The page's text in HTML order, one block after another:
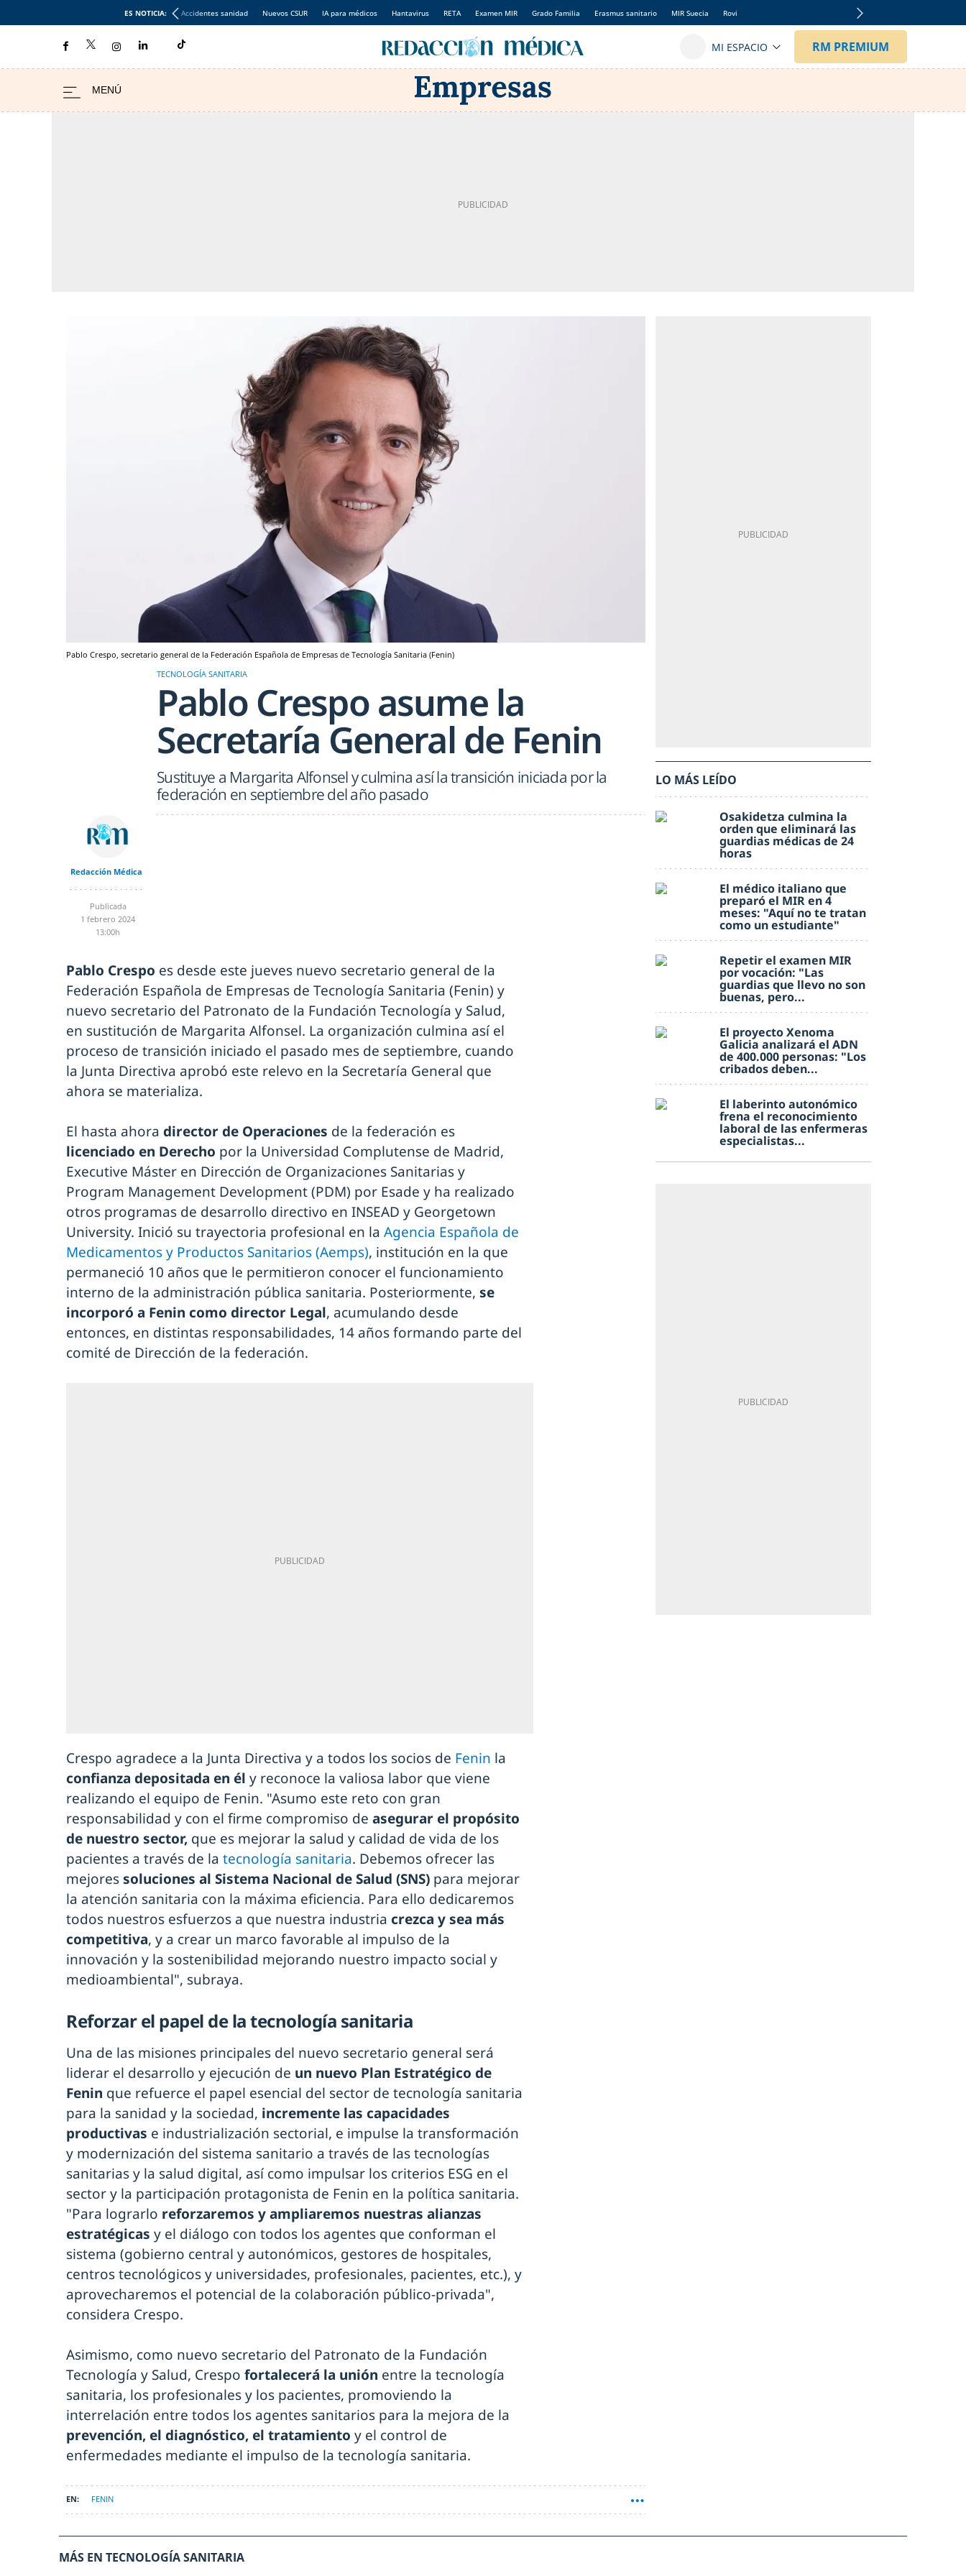
ES NOTICIA: Accidentes sanidad Nuevos CSUR IA para médicos Hantavirus RETA Examen MIR Grado Familia Erasmus sanitario MIR Suecia Rovi
Pablo Crespo, secretario general de la Federación Española de Empresas de Tecnología Sanitaria (Fenin)
TECNOLOGÍA SANITARIA
Pablo Crespo asume la
Secretaría General de Fenin
Sustituye a Margarita Alfonsel y culmina así la transición iniciada por la
federación en septiembre del año pasado
Redacción Médica
Publicada
1 febrero 2024
13:00h
Pablo Crespo es desde este jueves nuevo secretario general de la
Federación Española de Empresas de Tecnología Sanitaria (Fenin) y
nuevo secretario del Patronato de la Fundación Tecnología y Salud,
en sustitución de Margarita Alfonsel. La organización culmina así el
proceso de transición iniciado el pasado mes de septiembre, cuando
la Junta Directiva aprobó este relevo en la Secretaría General que
ahora se materializa.
El hasta ahora director de Operaciones de la federación es
licenciado en Derecho por la Universidad Complutense de Madrid,
Executive Máster en Dirección de Organizaciones Sanitarias y
Program Management Development (PDM) por Esade y ha realizado
otros programas de desarrollo directivo en INSEAD y Georgetown
University. Inició su trayectoria profesional en la Agencia Española de
Medicamentos y Productos Sanitarios (Aemps), institución en la que
permaneció 10 años que le permitieron conocer el funcionamiento
interno de la administración pública sanitaria. Posteriormente, se
incorporó a Fenin como director Legal, acumulando desde
entonces, en distintas responsabilidades, 14 años formando parte del
comité de Dirección de la federación.
Crespo agradece a la Junta Directiva y a todos los socios de Fenin la
confianza depositada en él y reconoce la valiosa labor que viene
realizando el equipo de Fenin. "Asumo este reto con gran
responsabilidad y con el firme compromiso de asegurar el propósito
de nuestro sector, que es mejorar la salud y calidad de vida de los
pacientes a través de la tecnología sanitaria. Debemos ofrecer las
mejoressoluciones al Sistema Nacional de Salud (SNS) para mejorar
la atención sanitaria con la máxima eficiencia. Para ello dedicaremos
todos nuestros esfuerzos a que nuestra industria crezca y sea más
competitiva, y a crear un marco favorable al impulso de la
innovación y la sostenibilidad mejorando nuestro impacto social y
medioambiental", subraya.
Reforzar el papel de la tecnología sanitaria
Una de las misiones principales del nuevo secretario general será
liderar el desarrollo y ejecución de un nuevo Plan Estratégico de
Fenin que refuerce el papel esencial del sector de tecnología sanitaria
para la sanidad y la sociedad, incremente las capacidades
productivas e industrialización sectorial, e impulse la transformación
y modernización del sistema sanitario a través de las tecnologías
sanitarias y la salud digital, así como impulsar los criterios ESG en el
sector y la participación protagonista de Fenin en la política sanitaria.
"Para lograrlo reforzaremos y ampliaremos nuestras alianzas
estratégicas y el diálogo con todos los agentes que conforman el
sistema (gobierno central y autonómicos, gestores de hospitales,
centros tecnológicos y universidades, profesionales, pacientes, etc.), y
aprovecharemos el potencial de la colaboración público-privada",
considera Crespo.
Asimismo, como nuevo secretario del Patronato de la Fundación
Tecnología y Salud, Crespo fortalecerá la unión entre la tecnología
sanitaria, los profesionales y los pacientes, promoviendo la
interrelación entre todos los agentes sanitarios para la mejora de la
prevención, el diagnóstico, el tratamiento y el control de
enfermedades mediante el impulso de la tecnología sanitaria.
FENIN
LO MÁS LEÍDO
Osakidetza culmina la
orden que eliminará las
guardias médicas de 24
horas
El médico italiano que
preparó el MIR en 4
meses: "Aquí no te tratan
como un estudiante"
Repetir el examen MIR
por vocación: "Las
guardias que llevo no son
buenas, pero...
El proyecto Xenoma
Galicia analizará el ADN
de 400.000 personas: "Los
cribados deben...
El laberinto autonómico
frena el reconocimiento
laboral de las enfermeras
especialistas...
MÁS EN TECNOLOGÍA SANITARIA